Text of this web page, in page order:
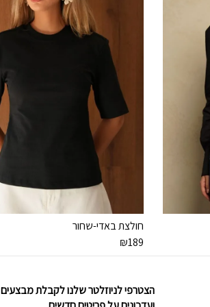
חולצת באדי-שחור
₪189
הצטרפי לניוזלטר שלנו לקבלת מבצעים